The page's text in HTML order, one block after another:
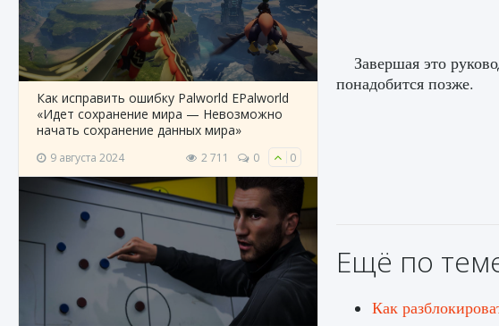
Как исправить ошибку Palworld EPalworld
«Идет сохранение мира — Невозможно
начать сохранение данных мира»
9 августа 2024 2 711 0 0
Завершая это
понадобится позже.
Ещё по
Как